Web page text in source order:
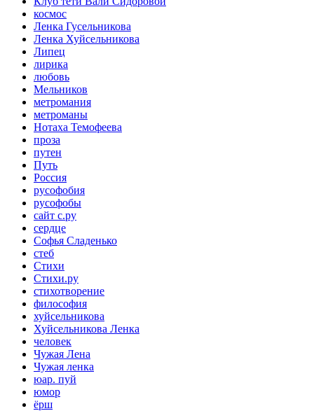
космос
Ленка Гусельникова
Ленка Хуйсельникова
Липец
лирика
любовь
Мельников
метромания
метроманы
Нотаха Темофеева
проза
путен
Путь
Россия
русофобия
русофобы
сайт с.ру
сердце
Софья Сладенько
стеб
Стихи
Стихи.ру
стихотворение
философия
хуйсельникова
Хуйсельникова Ленка
человек
Чужая Лена
Чужая ленка
юар. пуй
юмор
ёрш